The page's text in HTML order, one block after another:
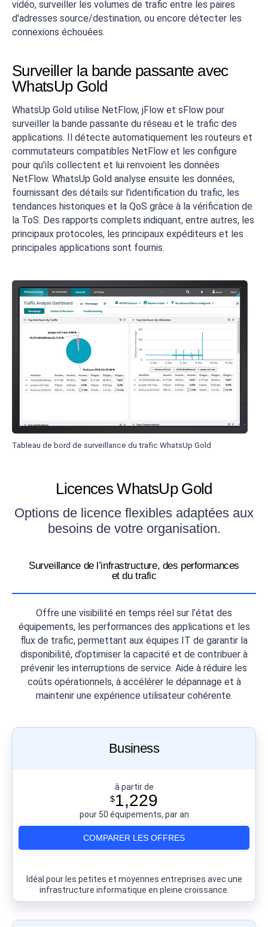
vidéo, surveiller les volumes de trafic entre les paires
d'adresses source/destination, ou encore détecter les
connexions échouées.
Surveiller la bande passante avec
WhatsUp Gold
WhatsUp Gold utilise NetFlow, jFlow et sFlow pour
surveiller la bande passante du réseau et le trafic des
applications. Il détecte automatiquement les routeurs et
commutateurs compatibles NetFlow et les configure
pour qu'ils collectent et lui renvoient les données
NetFlow. WhatsUp Gold analyse ensuite les données,
fournissant des détails sur l'identification du trafic, les
tendances historiques et la QoS grâce à la vérification de
la ToS. Des rapports complets indiquant, entre autres, les
principaux protocoles, les principaux expéditeurs et les
principales applications sont fournis.
Tableau de bord de surveillance du trafic WhatsUp Gold
Licences WhatsUp Gold
Options de licence flexibles adaptées aux
besoins de votre organisation.
Surveillance de l’infrastructure, des performances
et du trafic
Offre une visibilité en temps réel sur l’état des
équipements, les performances des applications et les
flux de trafic, permettant aux équipes IT de garantir la
disponibilité, d’optimiser la capacité et de contribuer à
prévenir les interruptions de service. Aide à réduire les
coûts opérationnels, à accélérer le dépannage et à
maintenir une expérience utilisateur cohérente.
Business
à partir de
$1,229
pour 50 équipements, par an
COMPARER LES OFFRES
Idéal pour les petites et moyennes entreprises avec une
infrastructure informatique en pleine croissance.